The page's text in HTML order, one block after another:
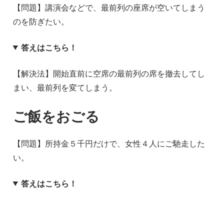
【問題】講演会などで、最前列の座席が空いてしまう
のを防ぎたい。
答えはこちら！
【解決法】開始直前に空席の最前列の席を撤去してし
まい、最前列を変てしまう。
ご飯をおごる
【問題】所持金５千円だけで、女性４人にご馳走した
い。
答えはこちら！